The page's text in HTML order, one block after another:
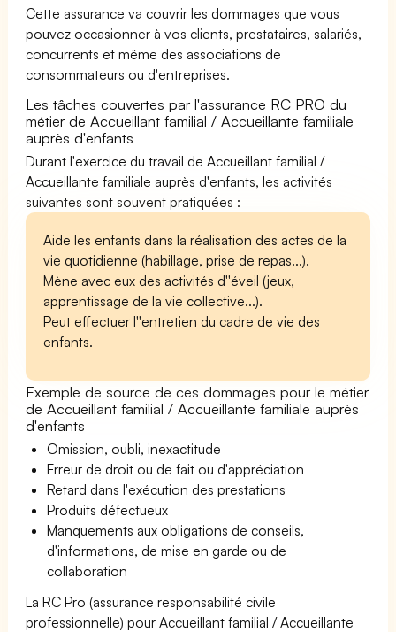
Cette assurance va couvrir les dommages que vous
pouvez occasionner à vos clients, prestataires, salariés,
concurrents et même des associations de
consommateurs ou d'entreprises.
Les tâches couvertes par l'assurance RC PRO du
métier de Accueillant familial / Accueillante familiale
auprès d'enfants
Durant l'exercice du travail de Accueillant familial /
Accueillante familiale auprès d'enfants, les activités
suivantes sont souvent pratiquées :
Aide les enfants dans la réalisation des actes de la
vie quotidienne (habillage, prise de repas...).
Mène avec eux des activités d''éveil (jeux,
apprentissage de la vie collective...).
Peut effectuer l''entretien du cadre de vie des
enfants.
Exemple de source de ces dommages pour le métier
de Accueillant familial / Accueillante familiale auprès
d'enfants
Omission, oubli, inexactitude
Erreur de droit ou de fait ou d'appréciation
Retard dans l'exécution des prestations
Produits défectueux
Manquements aux obligations de conseils,
d'informations, de mise en garde ou de
collaboration
La RC Pro (assurance responsabilité civile
professionnelle) pour Accueillant familial / Accueillante